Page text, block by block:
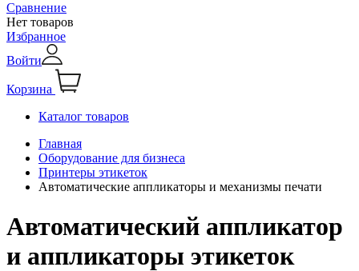
Сравнение
Нет товаров
Избранное
Войти
Корзина
Каталог товаров
Главная
Оборудование для бизнеса
Принтеры этикеток
Автоматические аппликаторы и механизмы печати
Автоматический аппликатор
и аппликаторы этикеток